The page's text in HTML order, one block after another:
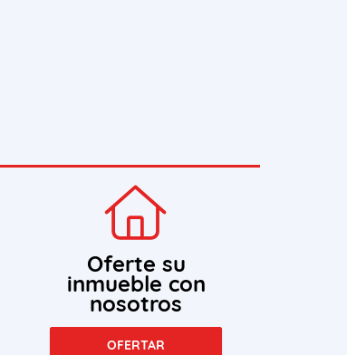
Oferte su
inmueble con
nosotros
OFERTAR